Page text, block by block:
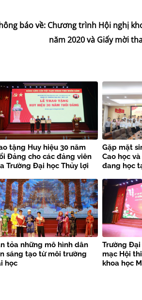
báo về: Chương trình Hội nghị
năm 2020 và Giấy mời
tặng Huy hiệu 30 năm
Đảng cho các đảng viên
Trường Đại học Thủy lợi
Gặp mặt
Cao học
đang học
Thương/
có công
Kỷ niệm
binh – Liệt
tỏa những mô hình dân
sáng tạo từ môi trường
học
Trường Đại
mạc Hội
khoa học